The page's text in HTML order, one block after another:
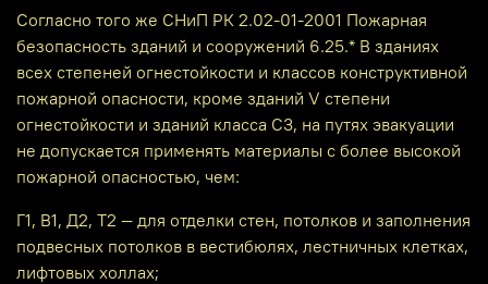
Согласно того же СНиП РК 2.02-01-2001 Пожарная
безопасность зданий и сооружений 6.25.* В зданиях
всех степеней огнестойкости и классов конструктивной
пожарной опасности, кроме зданий V степени
огнестойкости и зданий класса С3, на путях эвакуации
не допускается применять материалы с более высокой
пожарной опасностью, чем:
Г1, В1, Д2, Т2 — для отделки стен, потолков и заполнения
подвесных потолков в вестибюлях, лестничных клетках,
лифтовых холлах;